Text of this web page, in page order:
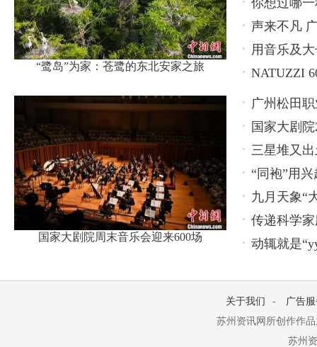
“鹭岛”为家：苍鹭的东北安家之旅
你想过哪
声来不凡
用音乐及
NATUZZI
国家大剧院周末音乐会迎来600场
广州松田
养新模式
国家大剧
三星堆又
“同袍”用
九月天象“
传递科学
动辄就是
关于我们 -
广告
苏州资讯网所创作作
苏州